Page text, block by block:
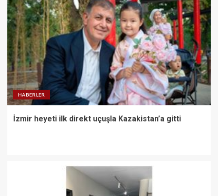
HABERLER
İzmir heyeti ilk direkt uçuşla Kazakistan’a gitti